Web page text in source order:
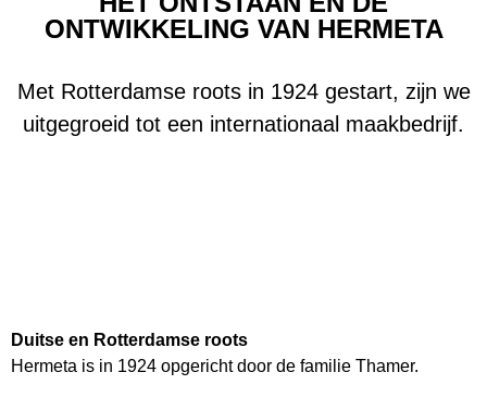
ONTWIKKELING VAN HERMETA
Met Rotterdamse roots in 1924 gestart, zijn we
uitgegroeid tot een internationaal maakbedrijf.
Duitse en Rotterdamse roots
Hermeta is in 1924 opgericht door de familie Thamer.